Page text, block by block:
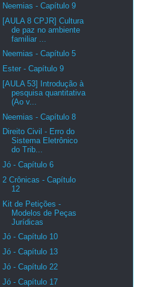
Neemias - Capítulo 9
[AULA 8 CPJR] Cultura
de paz no ambiente
familiar ...
Neemias - Capítulo 5
Ester - Capítulo 9
[AULA 53] Introdução à
pesquisa quantitativa
(Ao v...
Neemias - Capítulo 8
Direito Civil - Erro do
Sistema Eletrônico
do Trib...
Jó - Capítulo 6
2 Crônicas - Capítulo
12
Kit de Petições -
Modelos de Peças
Jurídicas
Jó - Capítulo 10
Jó - Capítulo 13
Jó - Capítulo 22
Jó - Capítulo 17